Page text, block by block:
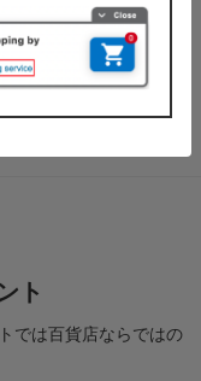
・おすすめ商品な
しい情報をお届けい
ト
では百貨店ならではの